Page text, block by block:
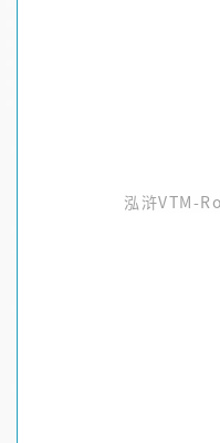
泓浒VTM-